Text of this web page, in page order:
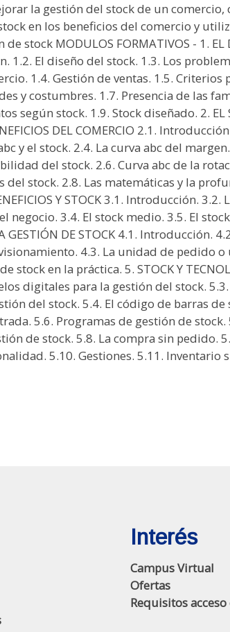
la gestión del stock de un
en los beneficios del comercio y
stock MODULOS FORMATIVOS - 1. EL
1.2. El diseño del stock. 1.3. Los
1.4. Gestión de ventas. 1.5. Criterios
y costumbres. 1.7. Presencia de las
según stock. 1.9. Stock diseñado. 2. EL
DEL COMERCIO 2.1.
y el stock. 2.4. La curva abc del
del stock. 2.6. Curva abc de la
del stock. 2.8. Las matemáticas y la
Y STOCK 3.1. Introducción. 3.2.
negocio. 3.4. El stock medio. 3.5. El
GESTIÓN DE STOCK 4.1. Introducción.
4.3. La unidad de pedido o
stock en la práctica. 5. STOCK Y
digitales para la gestión del stock. 5.3.
del stock. 5.4. El código de barras de
5.6. Programas de gestión de stock.
de stock. 5.8. La compra sin pedido.
5.10. Gestiones. 5.11. Inventario
Interés
Campus Virtual
Ofertas
Requisitos